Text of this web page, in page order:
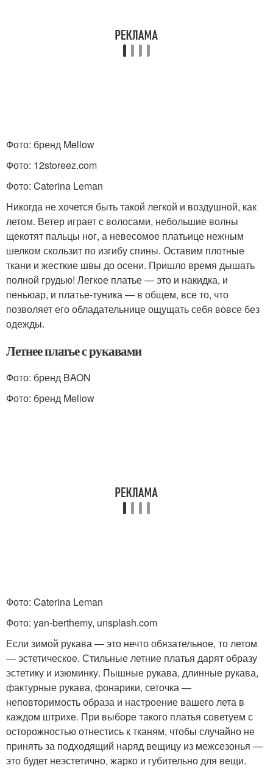
Фото: бренд Mellow
Фото: 12storeez.com
Фото: Caterina Leman
Никогда не хочется быть такой легкой и воздушной, как
летом. Ветер играет с волосами, небольшие волны
щекотят пальцы ног, а невесомое платьице нежным
шелком скользит по изгибу спины. Оставим плотные
ткани и жесткие швы до осени. Пришло время дышать
полной грудью! Легкое платье — это и накидка, и
пеньюар, и платье-туника — в общем, все то, что
позволяет его обладательнице ощущать себя вовсе без
одежды.
Летнее платье с рукавами
Фото: бренд BAON
Фото: бренд Mellow
Фото: Caterina Leman
Фото: yan-berthemy, unsplash.com
Если зимой рукава — это нечто обязательное, то летом
— эстетическое. Стильные летние платья дарят образу
эстетику и изюминку. Пышные рукава, длинные рукава,
фактурные рукава, фонарики, сеточка —
неповторимость образа и настроение вашего лета в
каждом штрихе. При выборе такого платья советуем с
осторожностью отнестись к тканям, чтобы случайно не
принять за подходящий наряд вещицу из межсезонья —
это будет неэстетично, жарко и губительно для вещи.